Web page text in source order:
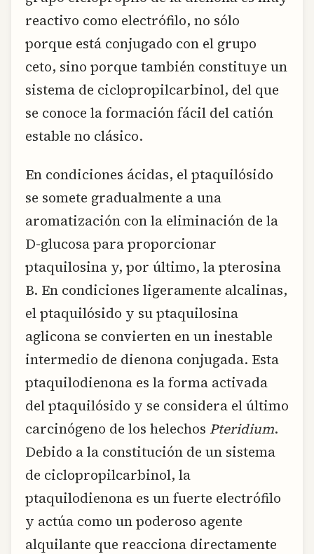
reactivo como electrófilo, no sólo
porque está conjugado con el grupo
ceto, sino porque también constituye un
sistema de ciclopropilcarbinol, del que
se conoce la formación fácil del catión
estable no clásico.
En condiciones ácidas, el ptaquilósido
se somete gradualmente a una
aromatización con la eliminación de la
D-glucosa para proporcionar
ptaquilosina y, por último, la pterosina
B. En condiciones ligeramente alcalinas,
el ptaquilósido y su ptaquilosina
aglicona se convierten en un inestable
intermedio de dienona conjugada. Esta
ptaquilodienona es la forma activada
del ptaquilósido y se considera el último
carcinógeno de los helechos Pteridium.
Debido a la constitución de un sistema
de ciclopropilcarbinol, la
ptaquilodienona es un fuerte electrófilo
y actúa como un poderoso agente
alquilante que reacciona directamente